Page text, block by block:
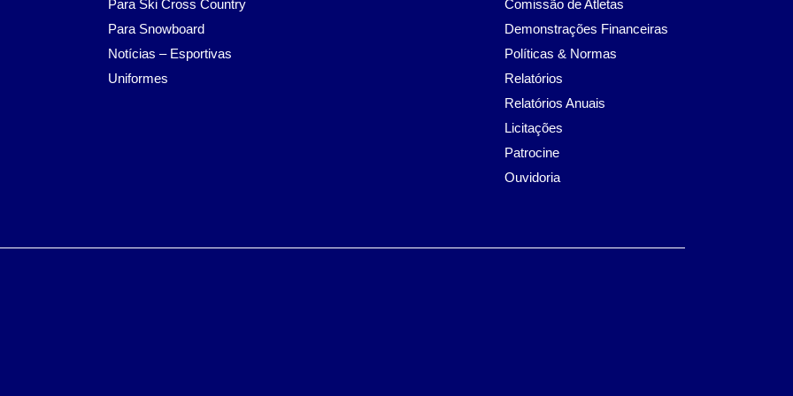
Para Ski Cross Country
Para Snowboard
Notícias – Esportivas
Uniformes
Comissão de Atletas
Demonstrações Financeiras
Políticas & Normas
Relatórios
Relatórios Anuais
Licitações
Patrocine
Ouvidoria